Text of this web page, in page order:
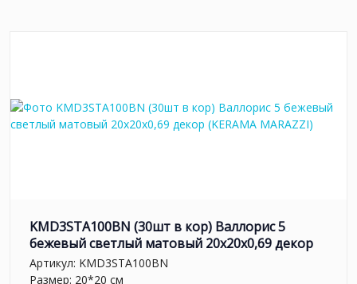
KMD3STA100BN (30шт в кор) Валлорис 5
бежевый светлый матовый 20x20x0,69 декор
Артикул: KMD3STA100BN
Размер: 20*20 см